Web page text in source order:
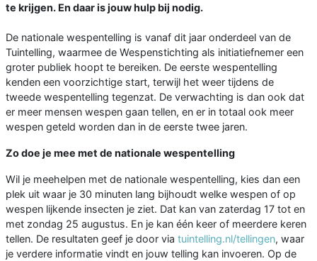
te krijgen. En daar is jouw hulp bij nodig.
De nationale wespentelling is vanaf dit jaar onderdeel van de
Tuintelling, waarmee de Wespenstichting als initiatiefnemer een
groter publiek hoopt te bereiken. De eerste wespentelling
kenden een voorzichtige start, terwijl het weer tijdens de
tweede wespentelling tegenzat. De verwachting is dan ook dat
er meer mensen wespen gaan tellen, en er in totaal ook meer
wespen geteld worden dan in de eerste twee jaren.
Zo doe je mee met de nationale wespentelling
Wil je meehelpen met de nationale wespentelling, kies dan een
plek uit waar je 30 minuten lang bijhoudt welke wespen of op
wespen lijkende insecten je ziet. Dat kan van zaterdag 17 tot en
met zondag 25 augustus. En je kan één keer of meerdere keren
tellen. De resultaten geef je door via tuintelling.nl/tellingen, waar
je verdere informatie vindt en jouw telling kan invoeren. Op de